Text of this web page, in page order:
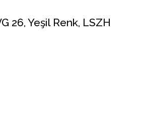
26, Yeşil Renk, LSZH